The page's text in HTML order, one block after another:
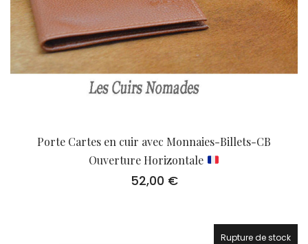
Porte Cartes en cuir avec Monnaies-Billets-CB
Ouverture Horizontale
52,00 €
Rupture de stock